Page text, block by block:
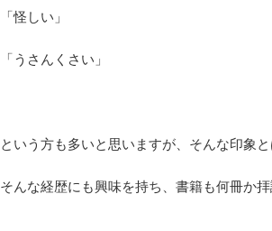
「怪しい」
「うさんくさい」
という方も多いと思いますが、そんな印象
そんな経歴にも興味を持ち、書籍も何冊か拝